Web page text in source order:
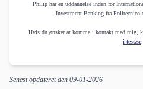
Philip har en uddannelse inden for
Investment Banking fra
Hvis du ønsker at komme i kontakt med mig,
i-test.se
Senest opdateret den 09-01-2026